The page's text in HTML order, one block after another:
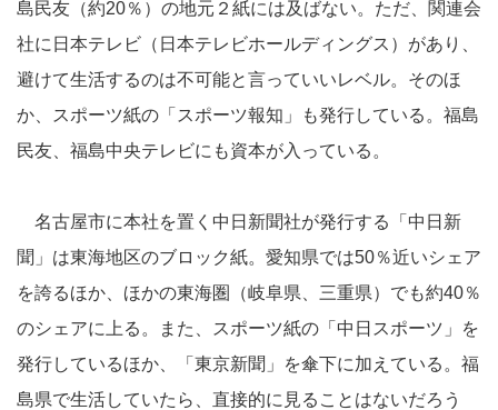
島民友（約20％）の地元２紙には及ばない。ただ、関連会
社に日本テレビ（日本テレビホールディングス）があり、
避けて生活するのは不可能と言っていいレベル。そのほ
か、スポーツ紙の「スポーツ報知」も発行している。福島
民友、福島中央テレビにも資本が入っている。
名古屋市に本社を置く中日新聞社が発行する「中日新
聞」は東海地区のブロック紙。愛知県では50％近いシェア
を誇るほか、ほかの東海圏（岐阜県、三重県）でも約40％
のシェアに上る。また、スポーツ紙の「中日スポーツ」を
発行しているほか、「東京新聞」を傘下に加えている。福
島県で生活していたら、直接的に見ることはないだろう